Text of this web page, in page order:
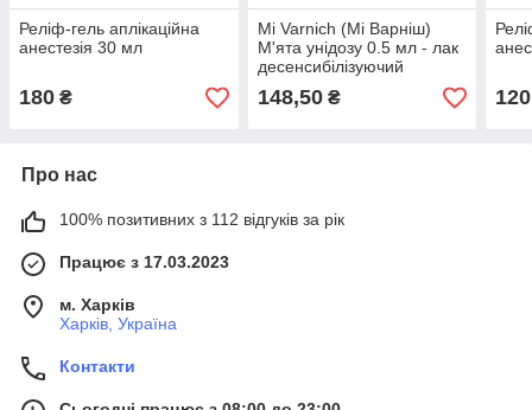
Реліф-гель аплікаційна
анестезія 30 мл
180 ₴
Mi Varnich (Мі Варніш)
М'ята унідозу 0.5 мл - лак
десенсибілізуючий
148,50₴ 120
Про нас
100% позитивних з 112 відгуків за рік
Працює з 17.03.2023
м. Харків
Харків, Україна
Контакти